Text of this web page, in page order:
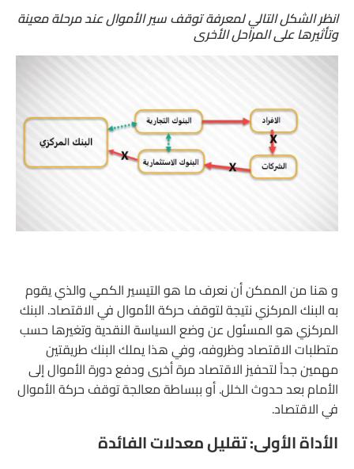
انظر الشكل التالي لمعرفة توقف سير الأموال عند مرحلة معينة
وتأثيرها على المراحل الأخرى
و هنا من الممكن أن نعرف ما هو التيسير الكمي والذي يقوم
به البنك المركزي نتيجة لتوقف حركة الأموال في الاقتصاد. البنك
المركزي هو المسئول عن وضع السياسة النقدية وتغيرها حسب
متطلبات الاقتصاد وظروفه، وفي هذا يملك البنك طريقتين
مهمين جداً لتحفيز الاقتصاد مرة أخرى ودفع دورة الأموال إلى
الأمام بعد حدوث الخلل. أو ببساطة معالجة توقف حركة الأموال
في الاقتصاد.
الأداة الأولى: تقليل معدلات الفائدة